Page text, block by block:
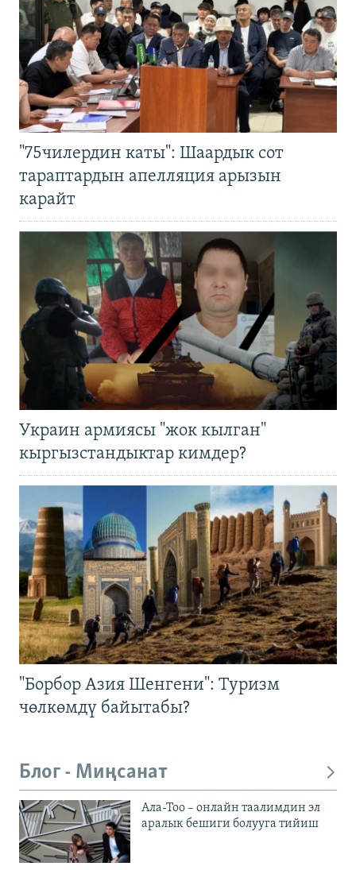
"75чилердин каты": Шаардык сот
тараптардын апелляция арызын
карайт
Украин армиясы "жок кылган"
кыргызстандыктар кимдер?
"Борбор Азия Шенгени": Туризм
чөлкөмдү байытабы?
Блог - Миңсанат
Ала-Тоо – онлайн таалимдин эл
аралык бешиги болууга тийиш